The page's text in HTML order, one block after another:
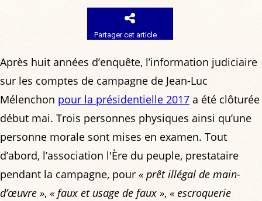
Partager cet article
Après huit années d’enquête, l’information judiciaire
sur les comptes de campagne de Jean-Luc
Mélenchon pour la présidentielle 2017 a été clôturée
début mai. Trois personnes physiques ainsi qu’une
personne morale sont mises en examen. Tout
d’abord, l’association l'Ère du peuple, prestataire
pendant la campagne, pour « prêt illégal de main-
d’œuvre », « faux et usage de faux », « escroquerie